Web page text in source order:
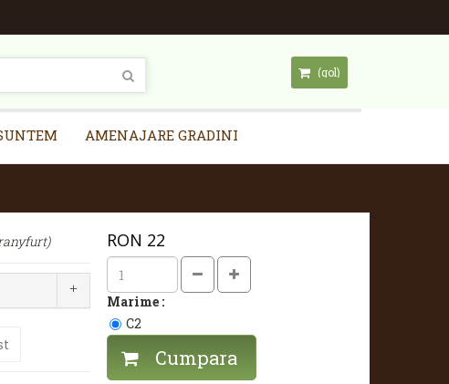
(gol)
AMENAJARE GRADINI
RON 22
Marime :
C2
Cumpara